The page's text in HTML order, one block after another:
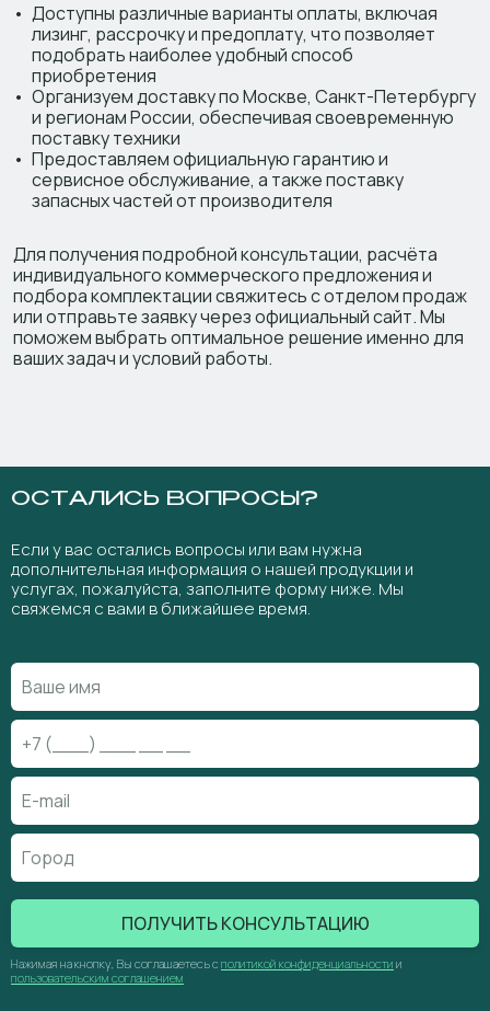
Доступны различные варианты оплаты, включая
лизинг, рассрочку и предоплату, что позволяет
подобрать наиболее удобный способ
приобретения
Организуем доставку по Москве, Санкт-Петербургу
и регионам России, обеспечивая своевременную
поставку техники
Предоставляем официальную гарантию и
сервисное обслуживание, а также поставку
запасных частей от производителя
Для получения подробной консультации, расчёта
индивидуального коммерческого предложения и
подбора комплектации свяжитесь с отделом продаж
или отправьте заявку через официальный сайт. Мы
поможем выбрать оптимальное решение именно для
ваших задач и условий работы.
ОСТАЛИСЬ ВОПРОСЫ?
Если у вас остались вопросы или вам нужна
дополнительная информация о нашей продукции и
услугах, пожалуйста, заполните форму ниже. Мы
свяжемся с вами в ближайшее время.
Нажимая на кнопку, Вы соглашаетесь с политикой конфиденциальности и
пользовательским соглашением
ПОЛУЧИТЬ КОНСУЛЬТАЦИЮ